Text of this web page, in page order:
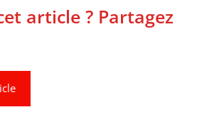
article ? Partagez